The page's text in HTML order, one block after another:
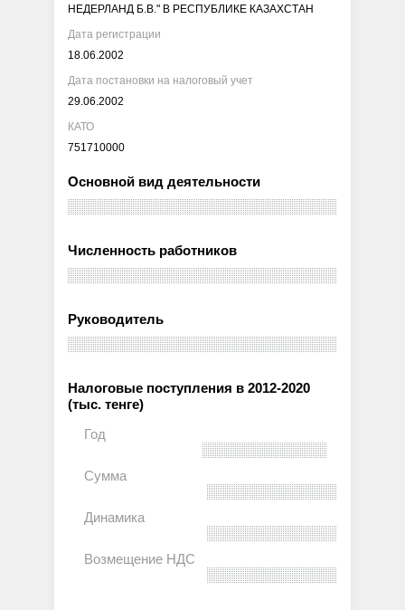
НЕДЕРЛАНД Б.В." В РЕСПУБЛИКЕ КАЗАХСТАН
Дата регистрации
18.06.2002
Дата постановки на налоговый учет
29.06.2002
КАТО
751710000
Основной вид деятельности
Численность работников
Руководитель
Налоговые поступления в 2012-2020
(тыс. тенге)